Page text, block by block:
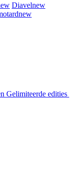
Diavelnew
new
Gelimiteerde edities